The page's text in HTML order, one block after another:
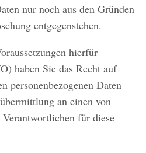
nur noch aus den Gründen
entgegenstehen.
hierfür
haben Sie das Recht auf
personenbezogenen Daten
an einen von
für diese